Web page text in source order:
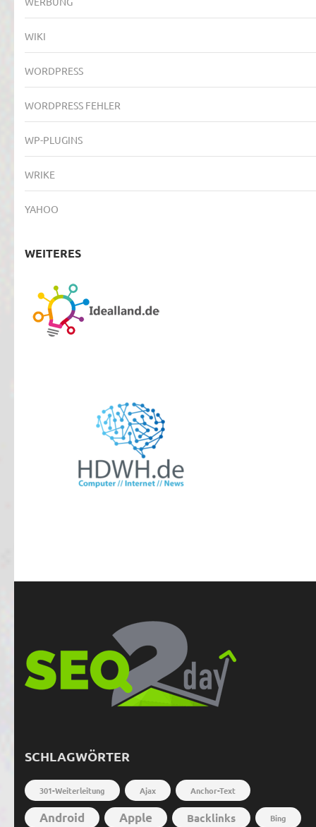
WIKI
WORDPRESS
WORDPRESS FEHLER
WP-PLUGINS
WRIKE
YAHOO
WEITERES
SCHLAGWÖRTER
301-Weiterleitung Ajax Anchor-Text
Android Apple Backlinks Bing